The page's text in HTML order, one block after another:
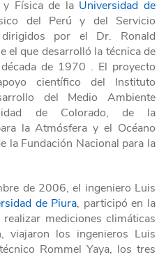
y Física de la Universidad de
del Perú y del Servicio
por el Dr. Ronald
el que desarrolló la técnica de
de 1970 . El proyecto
científico del Instituto
del Medio Ambiente
de Colorado, de la
la Atmósfera y el Océano
la Fundación Nacional para la
de 2006, el ingeniero Luis
de Piura, participó en la
mediciones climáticas
viajaron los ingenieros Luis
Rommel Yaya, los tres